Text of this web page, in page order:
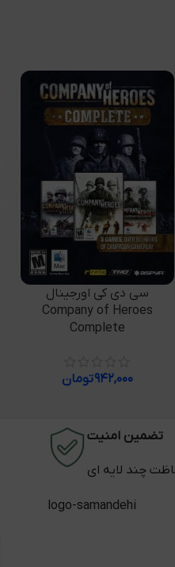
افزودن به سبد خرید
سی دی کی اورجینال
Company of Heroes
Complete
۹۴۲,۰۰۰تومان
تضمین امنیت
چند لایه ای